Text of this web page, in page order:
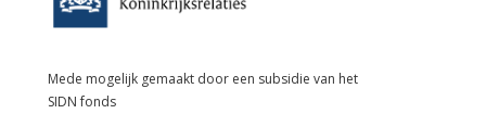
Mede mogelijk gemaakt door een subsidie van het
SIDN fonds